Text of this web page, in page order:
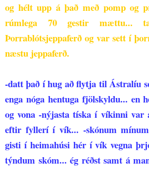
og hélt upp á það með pomp og
rúmlega 70 gestir mættu...
Þorrablótsjeppaferð og var sett í
næstu jeppaferð.
-datt það í hug að flytja til Ástralíu
enga nóga hentuga fjölskyldu... en
og vona -nýjasta tíska í víkinni var
eftir fyllerí í vík... -skónum
gisti í heimahúsi hér í vík vegna
týndum skóm... ég réðst samt á